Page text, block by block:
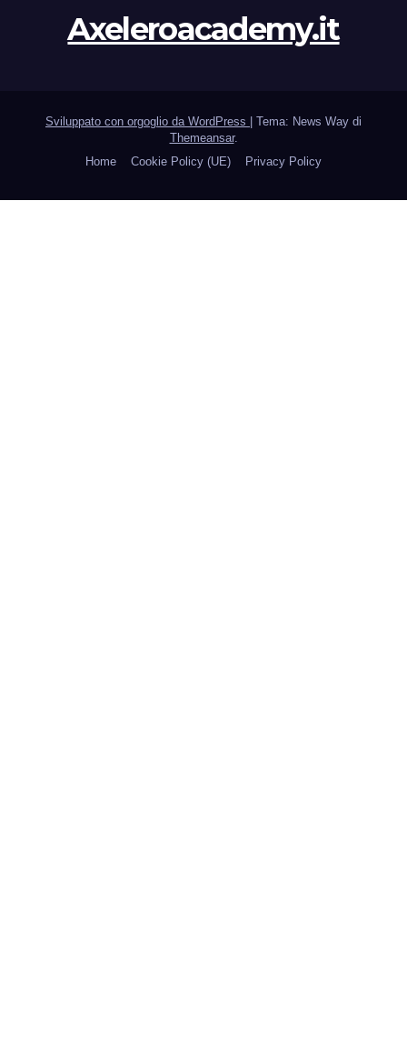
Axeleroacademy.it
Sviluppato con orgoglio da WordPress
Tema: News Way di
Themeansar.
Home
Cookie Policy (UE) Privacy Policy